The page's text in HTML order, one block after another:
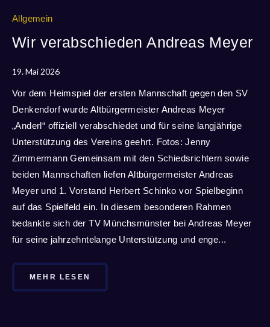
Allgemein
Wir verabschieden Andreas Meyer
19. Mai 2026
Vor dem Heimspiel der ersten Mannschaft gegen den SV
Denkendorf wurde Altbürgermeister Andreas Meyer
„Anderl“ offiziell verabschiedet und für seine langjährige
Unterstützung des Vereins geehrt. Fotos: Jenny
Zimmermann Gemeinsam mit den Schiedsrichtern sowie
beiden Mannschaften liefen Altbürgermeister Andreas
Meyer und 1. Vorstand Herbert Schinko vor Spielbeginn
auf das Spielfeld ein. In diesem besonderen Rahmen
bedankte sich der TV Münchsmünster bei Andreas Meyer
für seine jahrzehntelange Unterstützung und enge...
MEHR LESEN